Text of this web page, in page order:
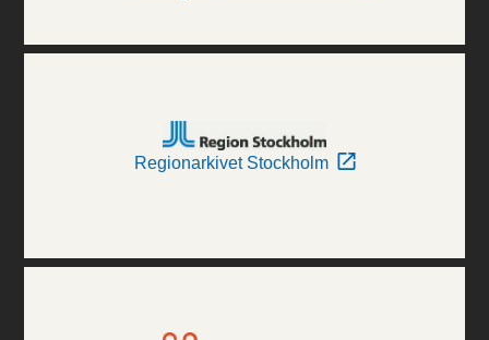
Regionarkivet Stockholm